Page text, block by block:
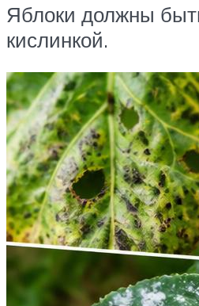
Яблоки должны
кислинкой.